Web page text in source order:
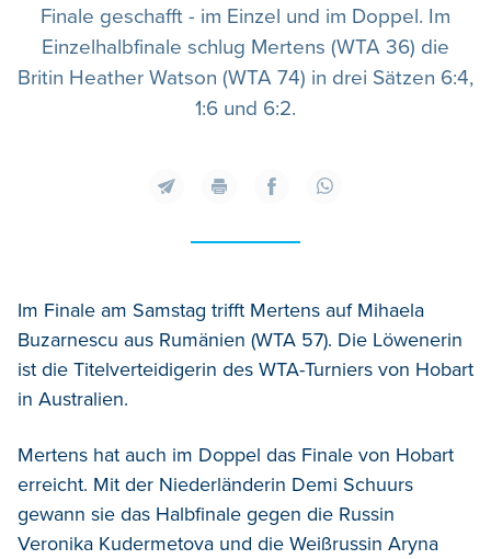
Finale geschafft - im Einzel und im Doppel. Im
Einzelhalbfinale schlug Mertens (WTA 36) die
Britin Heather Watson (WTA 74) in drei Sätzen 6:4,
1:6 und 6:2.
Im Finale am Samstag trifft Mertens auf Mihaela
Buzarnescu aus Rumänien (WTA 57). Die Löwenerin
ist die Titelverteidigerin des WTA-Turniers von Hobart
in Australien.
Mertens hat auch im Doppel das Finale von Hobart
erreicht. Mit der Niederländerin Demi Schuurs
gewann sie das Halbfinale gegen die Russin
Veronika Kudermetova und die Weißrussin Aryna